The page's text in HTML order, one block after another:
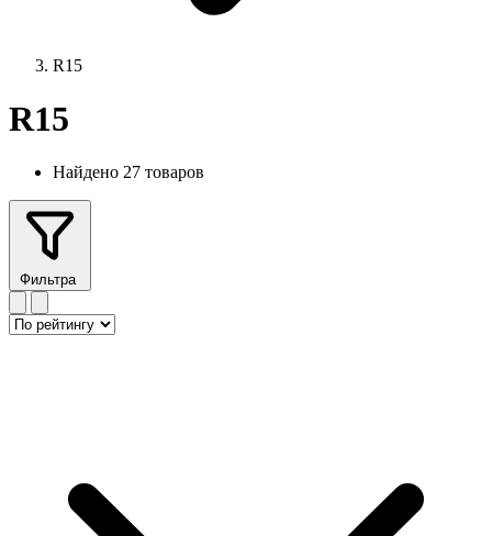
R15
R15
Найдено 27 товаров
Фильтра